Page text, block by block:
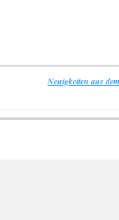
Neuigkeiten aus